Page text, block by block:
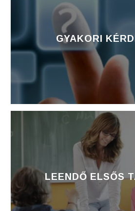
GYAKORI
LEENDŐ ELSŐS